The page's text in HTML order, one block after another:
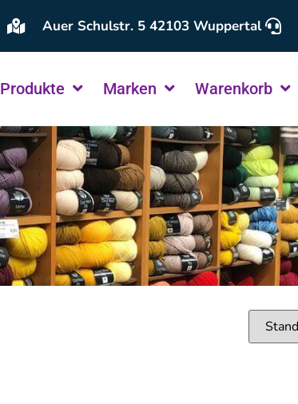
Auer Schulstr. 5 42103 Wuppertal
Produkte Marken Warenkorb